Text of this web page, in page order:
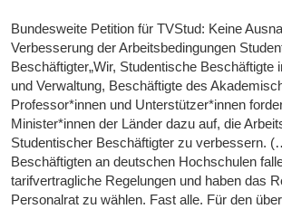
Bundesweite Petition für TVStud: Keine
Verbesserung der Arbeitsbedingungen
Beschäftigter„Wir, Studentische Beschäftigte
und Verwaltung, Beschäftigte des
Professor*innen und Unterstützer*innen
Minister*innen der Länder dazu auf, die
Studentischer Beschäftigter zu verbessern.
Beschäftigten an deutschen Hochschulen
tarifvertragliche Regelungen und haben das
Personalrat zu wählen. Fast alle. Für den